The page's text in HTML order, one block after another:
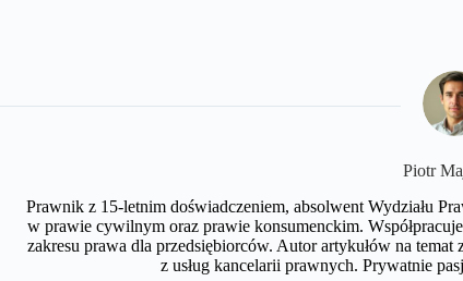
​Piotr
Prawnik z 15-letnim doświadczeniem, absolwent Wydziału
w prawie cywilnym oraz prawie konsumenckim.
zakresu prawa dla przedsiębiorców. Autor artykułów na
z usług kancelarii prawnych. Prywatnie